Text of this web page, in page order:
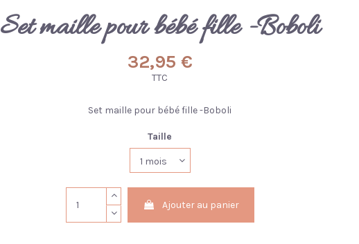
Set maille pour bébé fille -Boboli
32,95 €
TTC
Set maille pour bébé fille -Boboli
Taille
Ajouter au panier